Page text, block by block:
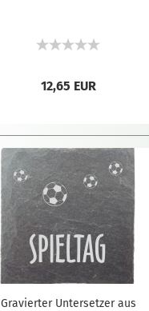
12,65 EUR
Gravierter Untersetzer aus